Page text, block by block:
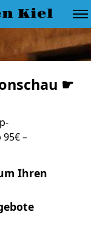
Kiel
☛
–
Ihren